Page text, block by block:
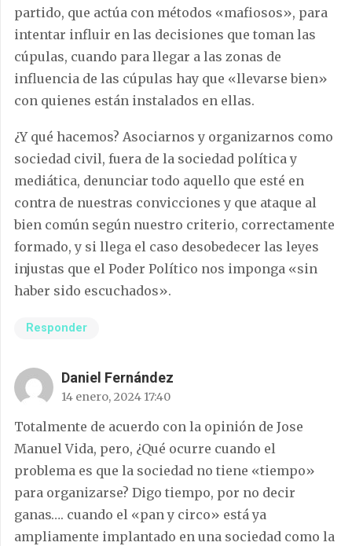
partido, que actúa con métodos «mafiosos», para
intentar influir en las decisiones que toman las
cúpulas, cuando para llegar a las zonas de
influencia de las cúpulas hay que «llevarse bien»
con quienes están instalados en ellas.
¿Y qué hacemos? Asociarnos y organizarnos como
sociedad civil, fuera de la sociedad política y
mediática, denunciar todo aquello que esté en
contra de nuestras convicciones y que ataque al
bien común según nuestro criterio, correctamente
formado, y si llega el caso desobedecer las leyes
injustas que el Poder Político nos imponga «sin
haber sido escuchados».
Responder
Daniel Fernández
14 enero, 2024 17:40
Totalmente de acuerdo con la opinión de Jose
Manuel Vida, pero, ¿Qué ocurre cuando el
problema es que la sociedad no tiene «tiempo»
para organizarse? Digo tiempo, por no decir
ganas…. cuando el «pan y circo» está ya
ampliamente implantado en una sociedad como la